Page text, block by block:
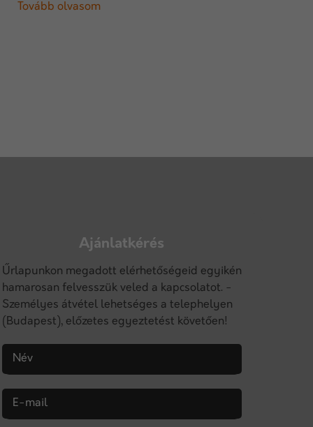
Tovább olvasom
Ajánlatkérés
Űrlapunkon megadott elérhetőségeid egyikén
hamarosan felvesszük veled a kapcsolatot. -
Személyes átvétel lehetséges a telephelyen
(Budapest), előzetes egyeztetést követően!
Név
E-mail